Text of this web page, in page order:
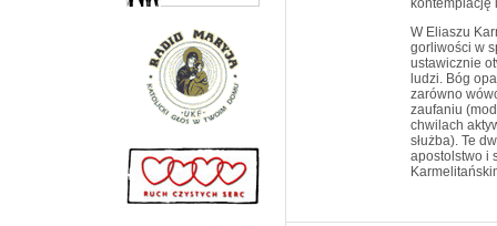
kontemplację
W Eliaszu
gorliwości w
ustawicznie
ludzi. Bóg
zarówno
zaufaniu
chwilach
służba). Te
apostolstwo i